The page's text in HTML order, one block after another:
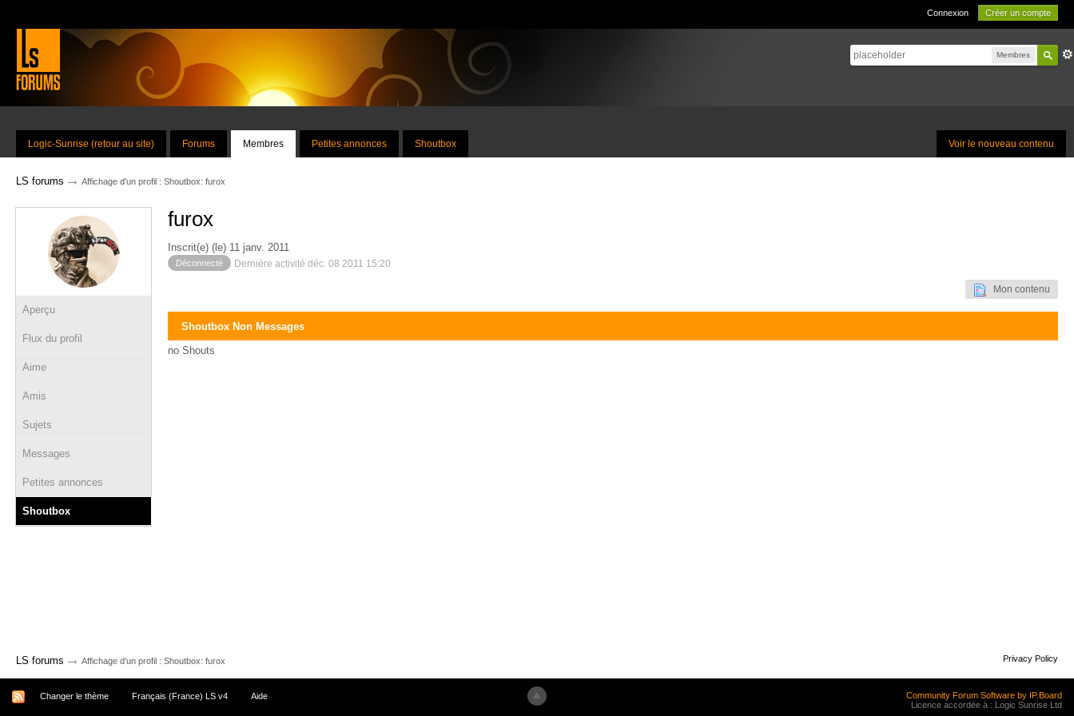
Connexion Créer un compte
Membres
Voir le nouveau contenu
Logic-Sunrise (retour au site) Forums Membres Petites annonces Shoutbox
LS forums → Affichage d'un profil : Shoutbox: furox
Aperçu
Flux du profil
Aime
Amis
Sujets
Messages
Petites annonces
Shoutbox
furox
Inscrit(e) (le) 11 janv. 2011
Déconnecté Dernière activité déc. 08 2011 15:20
Mon contenu
Shoutbox Non Messages
no Shouts
LS forums → Affichage d'un profil : Shoutbox: furox Privacy Policy
Changer le thème Français (France) LS v4 Aide
Community Forum Software by IP.Board
Licence accordée à : Logic Sunrise Ltd